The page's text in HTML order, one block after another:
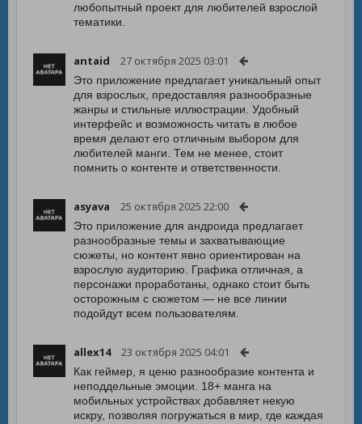
любопытный проект для любителей взрослой
тематики.
antaid 27 октября 2025 03:01
Это приложение предлагает уникальный опыт
для взрослых, предоставляя разнообразные
жанры и стильные иллюстрации. Удобный
интерфейс и возможность читать в любое
время делают его отличным выбором для
любителей манги. Тем не менее, стоит
помнить о контенте и ответственности.
asyava 25 октября 2025 22:00
Это приложение для андроида предлагает
разнообразные темы и захватывающие
сюжеты, но контент явно ориентирован на
взрослую аудиторию. Графика отличная, а
персонажи проработаны, однако стоит быть
осторожным с сюжетом — не все линии
подойдут всем пользователям.
allex14 23 октября 2025 04:01
Как геймер, я ценю разнообразие контента и
неподдельные эмоции. 18+ манга на
мобильных устройствах добавляет некую
искру, позволяя погружаться в мир, где каждая